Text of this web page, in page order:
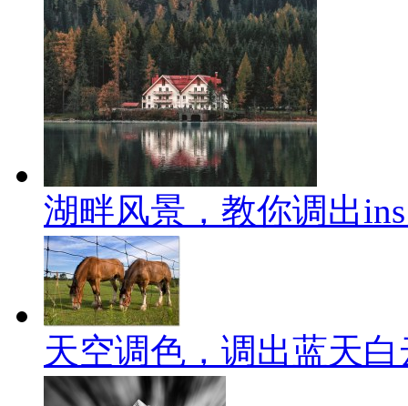
湖畔风景，教你调出
天空调色，调出蓝天